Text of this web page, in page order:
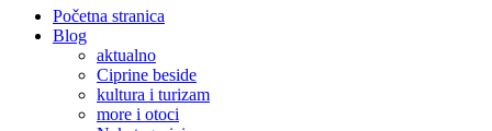
Početna stranica
Blog
aktualno
Ciprine beside
kultura i turizam
more i otoci